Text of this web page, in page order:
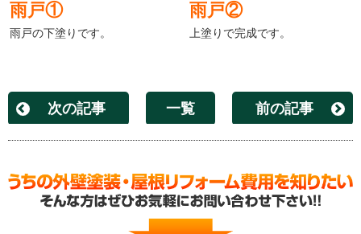
雨戸①
雨戸の下塗りです。
雨戸②
上塗りで完成です。
次の記事 一覧 前の記事